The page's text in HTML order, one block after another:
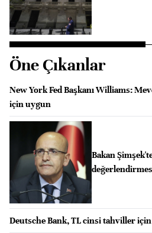
Öne Çıkanlar
New York Fed Başkanı Williams:
için uygun
Bakan
Deutsche Bank, TL cinsi tahviller